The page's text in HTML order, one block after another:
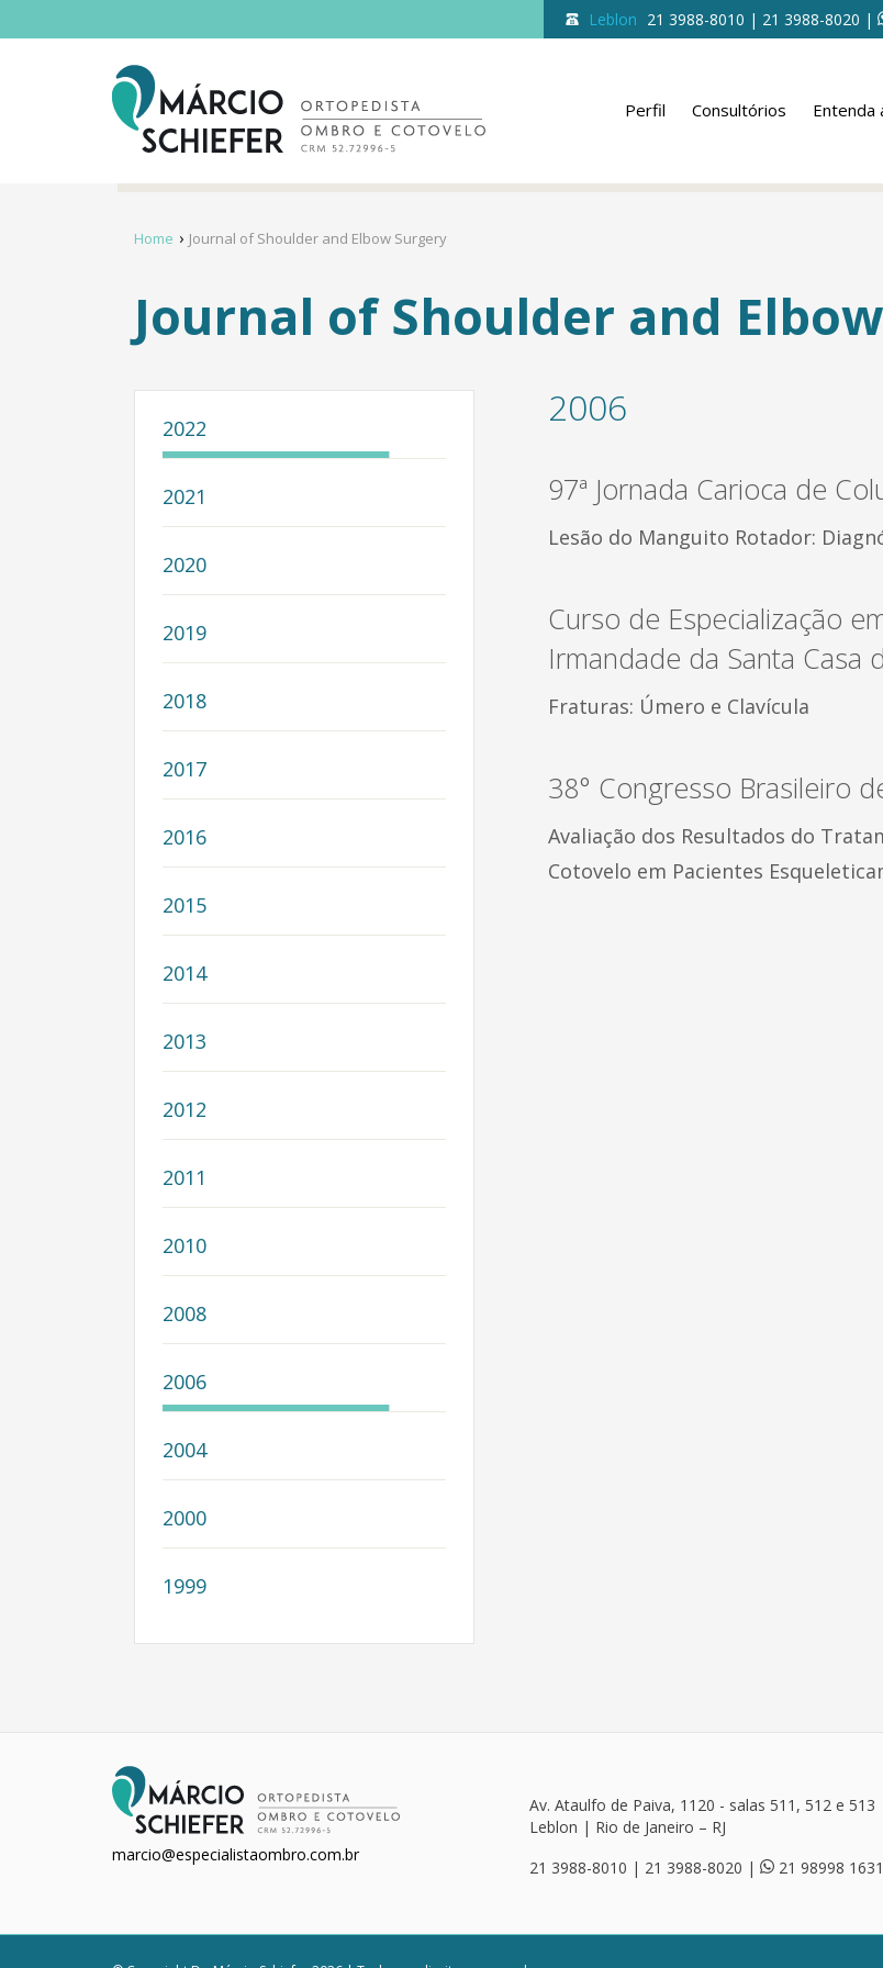
Leblon 21 3988-8010 | 21 3988-8020 |
Perfil Consultórios Entenda
Home Journal of Shoulder and Elbow Surgery
Journal of Shoulder and
2022
2021
2020
2019
2018
2017
2016
2015
2014
2013
2012
2011
2010
2008
2006
2004
2000
1999
2006
97ª Jornada Carioca de
Lesão do Manguito Rotador:
Curso de Especialização
Irmandade da Santa Casa
Fraturas: Úmero e Clavícula
38° Congresso Brasileiro
Avaliação dos Resultados do
Cotovelo em Pacientes
marcio@especialistaombro.com.br
Av. Ataulfo de Paiva, 1120 - salas 511, 512 e 513
Leblon | Rio de Janeiro – RJ
21 3988-8010 | 21 3988-8020 |
21 98998 1631